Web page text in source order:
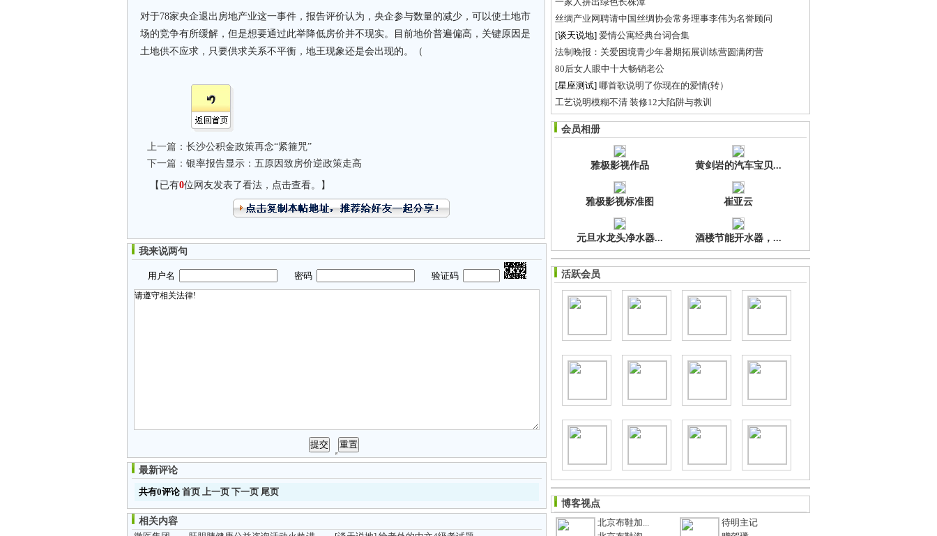
对于78家央企退出房地产业这一事件，报告评价认为，央企参与数量的减少，可以使土地市
场的竞争有所缓解，但是想要通过此举降低房价并不现实。目前地价普遍偏高，关键原因是
土地供不应求，只要供求关系不平衡，地王现象还是会出现的。（
上一篇： 长沙公积金政策再念“紧箍咒”
下一篇： 银率报告显示：五原因致房价逆政策走高
【已有0位网友发表了看法，点击查看。】
我来说两句
用户名 密码 验证码
最新评论
共有0评论首页 上一页 下一页 尾页
相关内容
丝绸产业网聘请中国丝绸协会常务理事李伟为名誉顾问
[谈天说地] 爱情公寓经典台词合集
法制晚报：关爱困境青少年暑期拓展训练营圆满闭营
80后女人眼中十大畅销老公
[星座测试] 哪首歌说明了你现在的爱情(转）
工艺说明模糊不清 装修12大陷阱与教训
标牌的种类以及运用
[谈天说地]湖南人万岁!!!!!
会员相册
雅极影视作品 黄剑岩的汽车宝贝...
雅极影视标准图 崔亚云
元旦水龙头净水器... 酒楼节能开水器，...
活跃会员
博客视点
北京布鞋加...
待明主记